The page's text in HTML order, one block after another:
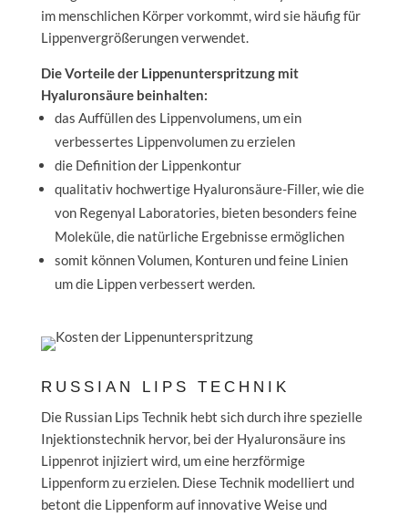
im menschlichen Körper vorkommt, wird sie häufig für
Lippenvergrößerungen verwendet.
Die Vorteile der Lippenunterspritzung mit
Hyaluronsäure beinhalten:
das Auffüllen des Lippenvolumens, um ein
verbessertes Lippenvolumen zu erzielen
die Definition der Lippenkontur
qualitativ hochwertige Hyaluronsäure-Filler, wie die
von Regenyal Laboratories, bieten besonders feine
Moleküle, die natürliche Ergebnisse ermöglichen
somit können Volumen, Konturen und feine Linien
um die Lippen verbessert werden.
RUSSIAN LIPS TECHNIK
Die Russian Lips Technik hebt sich durch ihre spezielle
Injektionstechnik hervor, bei der Hyaluronsäure ins
Lippenrot injiziert wird, um eine herzförmige
Lippenform zu erzielen. Diese Technik modelliert und
betont die Lippenform auf innovative Weise und